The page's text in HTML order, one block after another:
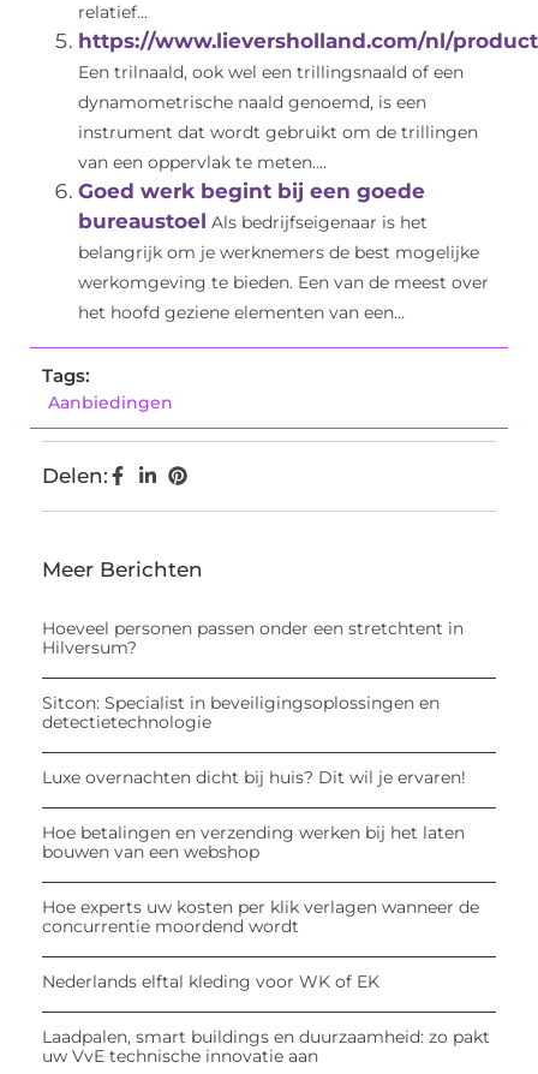
relatief...
https://www.lieversholland.com/nl/
Een trilnaald, ook wel een trillingsnaald of een
dynamometrische naald genoemd, is een
instrument dat wordt gebruikt om de trillingen
van een oppervlak te meten....
Goed werk begint bij een goede
bureaustoel Als bedrijfseigenaar is het
belangrijk om je werknemers de best mogelijke
werkomgeving te bieden. Een van de meest over
het hoofd geziene elementen van een...
Tags:
Aanbiedingen
Delen:
Meer Berichten
Hoeveel personen passen onder een stretchtent in
Hilversum?
Sitcon: Specialist in beveiligingsoplossingen en
detectietechnologie
Luxe overnachten dicht bij huis? Dit wil je ervaren!
Hoe betalingen en verzending werken bij het laten
bouwen van een webshop
Hoe experts uw kosten per klik verlagen wanneer de
concurrentie moordend wordt
Nederlands elftal kleding voor WK of EK
Laadpalen, smart buildings en duurzaamheid: zo pakt
uw VvE technische innovatie aan